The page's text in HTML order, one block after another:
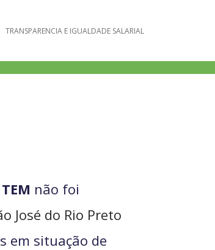
TRANSPARENCIA E IGUALDADE SALARIAL
não foi
José do Rio Preto
em situação de